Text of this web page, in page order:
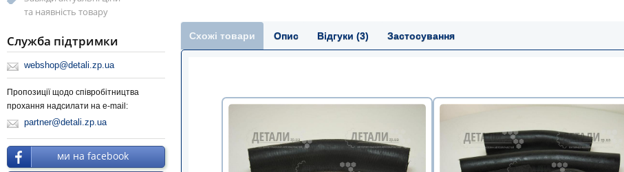
Схожі товари Опис Відгуки (3) Застосування
та наявність товару
Служба підтримки
webshop@detali.zp.ua
Пропозиції щодо співробітництва
прохання надсилати на e-mail:
partner@detali.zp.ua
ми на facebook